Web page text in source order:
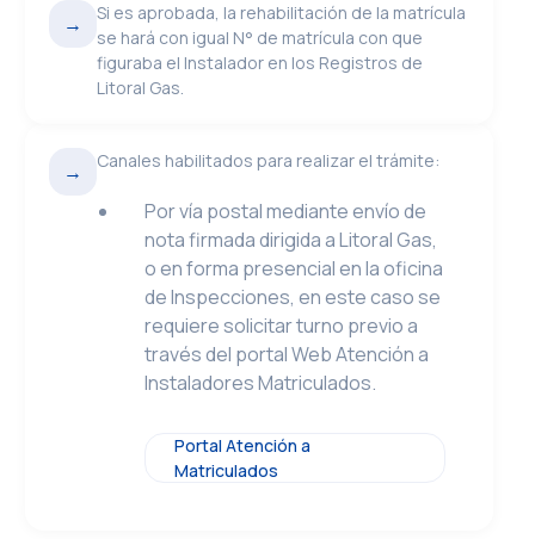
→
Si es aprobada, la rehabilitación de la matrícula
se hará con igual N° de matrícula con que
figuraba el Instalador en los Registros de
Litoral Gas.
→ Canales habilitados para realizar el trámite:
Por vía postal mediante envío de
nota firmada dirigida a Litoral Gas,
o en forma presencial en la oficina
de Inspecciones, en este caso se
requiere solicitar turno previo a
través del portal Web Atención a
Instaladores Matriculados.
Portal Atención a
Matriculados